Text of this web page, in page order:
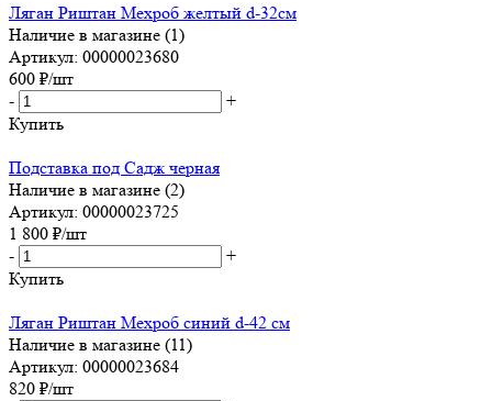
Ляган Риштан Мехроб желтый d-32см
Наличие в магазине (1)
Артикул: 00000023680
600 ₽/шт
-
+
Купить
Подставка под Садж черная
Наличие в магазине (2)
Артикул: 00000023725
1 800 ₽/шт
-
+
Купить
Ляган Риштан Мехроб синий d-42 см
Наличие в магазине (11)
Артикул: 00000023684
820 ₽/шт